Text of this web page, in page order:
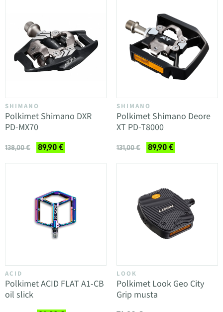
SHIMANO
Polkimet Shimano DXR
PD-MX70
138,00 € 89,90 €
SHIMANO
Polkimet Shimano Deore
XT PD-T8000
131,00 € 89,90 €
ACID
Polkimet ACID FLAT A1-CB
oil slick
LOOK
Polkimet Look Geo City
Grip musta